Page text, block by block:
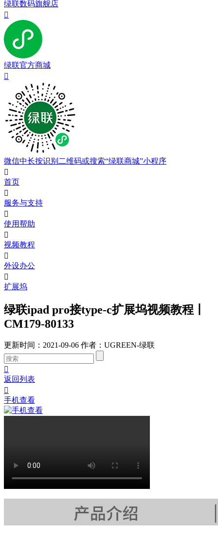
绿联数码旗舰店

绿联官方商城

微信中长按识别二维码或搜索“绿联商城”小程序

首页

服务与支持

使用帮助

视频教程

外设办公

扩展坞
绿联ipad pro接type-c扩展坞视频教程丨
CM179-80133
更新时间：2021-09-06 作者：UGREEN-绿联

返回列表

手机查看